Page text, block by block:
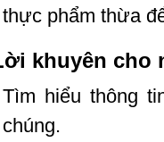
thực phẩm thừa
khuyên cho
Tìm hiểu thông
chúng.